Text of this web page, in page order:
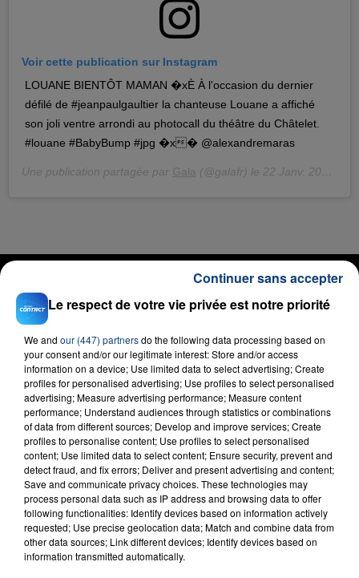
Voir cette publication sur Instagram
LOUANE BIENTÔT MAMAN �xÈ À l'occasion du dernier
défilé de #jeanpaulgaultier la chanteuse Louane a affiché
son joli ventre arrondi au photocall du théâtre du Châtelet.
#louane #BabyBump #jpg �x� @alexandremaras
Une publication partagée par Gala (@galafr) le 22 Janv. 2020 à 11 :58 PST
Picasso
BIGFLO & OLI
RADIO CONTACT
FIL D'ACTU
Le respect de votre vie privée est notre priorité
We and our (447) partnersdo the following data processing based on
your consent and/or our legitimate interest: Store and/or access
information on a device; Use limited data to select advertising; Create
profiles for personalised advertising; Use profiles to select personalised
advertising; Measure advertising performance; Measure content
performance; Understand audiences through statistics or combinations
of data from different sources; Develop and improve services; Create
profiles to personalise content; Use profiles to select personalised
content; Use limited data to select content; Ensure security, prevent and
detect fraud, and fix errors; Deliver and present advertising and content;
Save and communicate privacy choices. These technologies may
process personal data such as IP address and browsing data to offer
following functionalities: Identify devices based on information actively
requested; Use precise geolocation data; Match and combine data from
other data sources; Link different devices; Identify devices based on
information transmitted automatically.
Continuer sans accepter